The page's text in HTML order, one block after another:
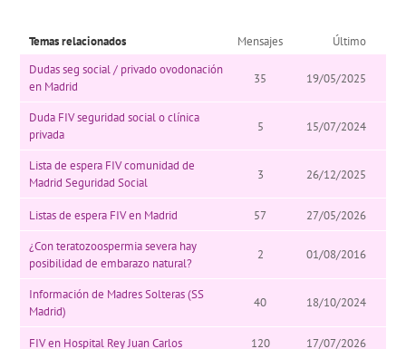
Temas relacionados Mensajes
Último
Dudas seg social / privado ovodonación
en Madrid
35 19/05/2025
Duda FIV seguridad social o clínica
privada
5 15/07/2024
Lista de espera FIV comunidad de
Madrid Seguridad Social
3 26/12/2025
Listas de espera FIV en Madrid 57
27/05/2026
¿Con teratozoospermia severa hay
posibilidad de embarazo natural?
2 01/08/2016
Información de Madres Solteras (SS
Madrid)
40 18/10/2024
FIV en Hospital Rey Juan Carlos 120
17/07/2026